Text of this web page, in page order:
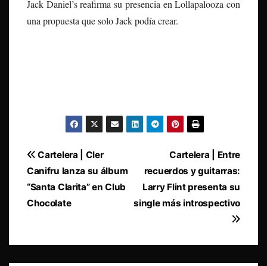
Jack Daniel’s reafirma su presencia en Lollapalooza con
una propuesta que solo Jack podía crear.
Navegación
de
entradas
Cartelera | Entre
recuerdos y guitarras:
Larry Flint presenta su
single más introspectivo
Cartelera | Cler
Canifru lanza su álbum
“Santa Clarita” en Club
Chocolate